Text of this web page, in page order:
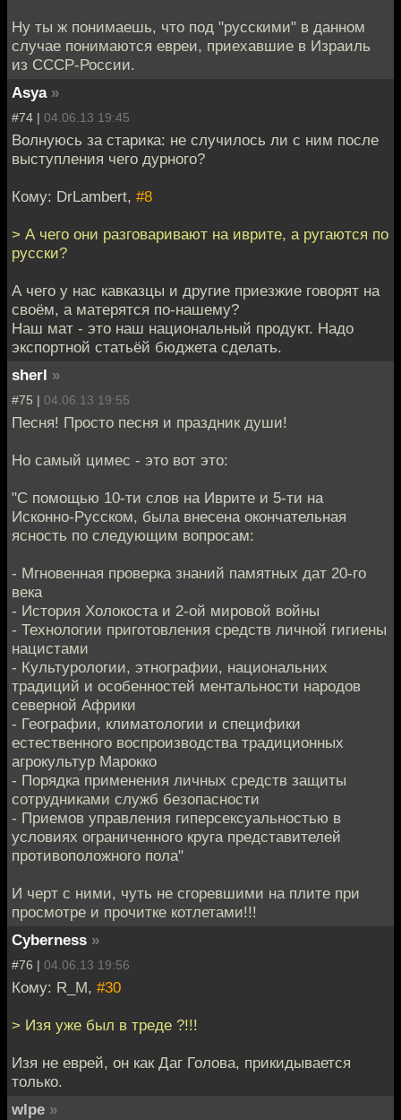
Ну ты ж понимаешь, что под "русскими" в данном
случае понимаются евреи, приехавшие в Израиль
из СССР-России.
Asya »
#74 | 04.06.13 19:45
Волнуюсь за старика: не случилось ли с ним после
выступления чего дурного?
Кому: DrLambert, #8
> А чего они разговаривают на иврите, а ругаются по
русски?
А чего у нас кавказцы и другие приезжие говорят на
своём, а матерятся по-нашему?
Наш мат - это наш национальный продукт. Надо
экспортной статьёй бюджета сделать.
sherl »
#75 | 04.06.13 19:55
Песня! Просто песня и праздник души!
Но самый цимес - это вот это:
"С помощью 10-ти слов на Иврите и 5-ти на
Исконно-Русском, была внесена окончательная
ясность по следующим вопросам:
- Мгновенная проверка знаний памятных дат 20-го
века
- История Холокоста и 2-ой мировой войны
- Технологии приготовления средств личной гигиены
нацистами
- Культурологии, этнографии, национальних
традиций и особенностей ментальности народов
северной Африки
- Географии, климатологии и специфики
естественного воспроизводства традиционных
агрокультур Марокко
- Порядка применения личных средств защиты
сотрудниками служб безопасности
- Приемов управления гиперсексуальностью в
условиях ограниченного круга представителей
противоположного пола"
И черт с ними, чуть не сгоревшими на плите при
просмотре и прочитке котлетами!!!
Cyberness »
#76 | 04.06.13 19:56
Кому: R_M, #30
> Изя уже был в треде ?!!!
Изя не еврей, он как Даг Голова, прикидывается
только.
wlpe »